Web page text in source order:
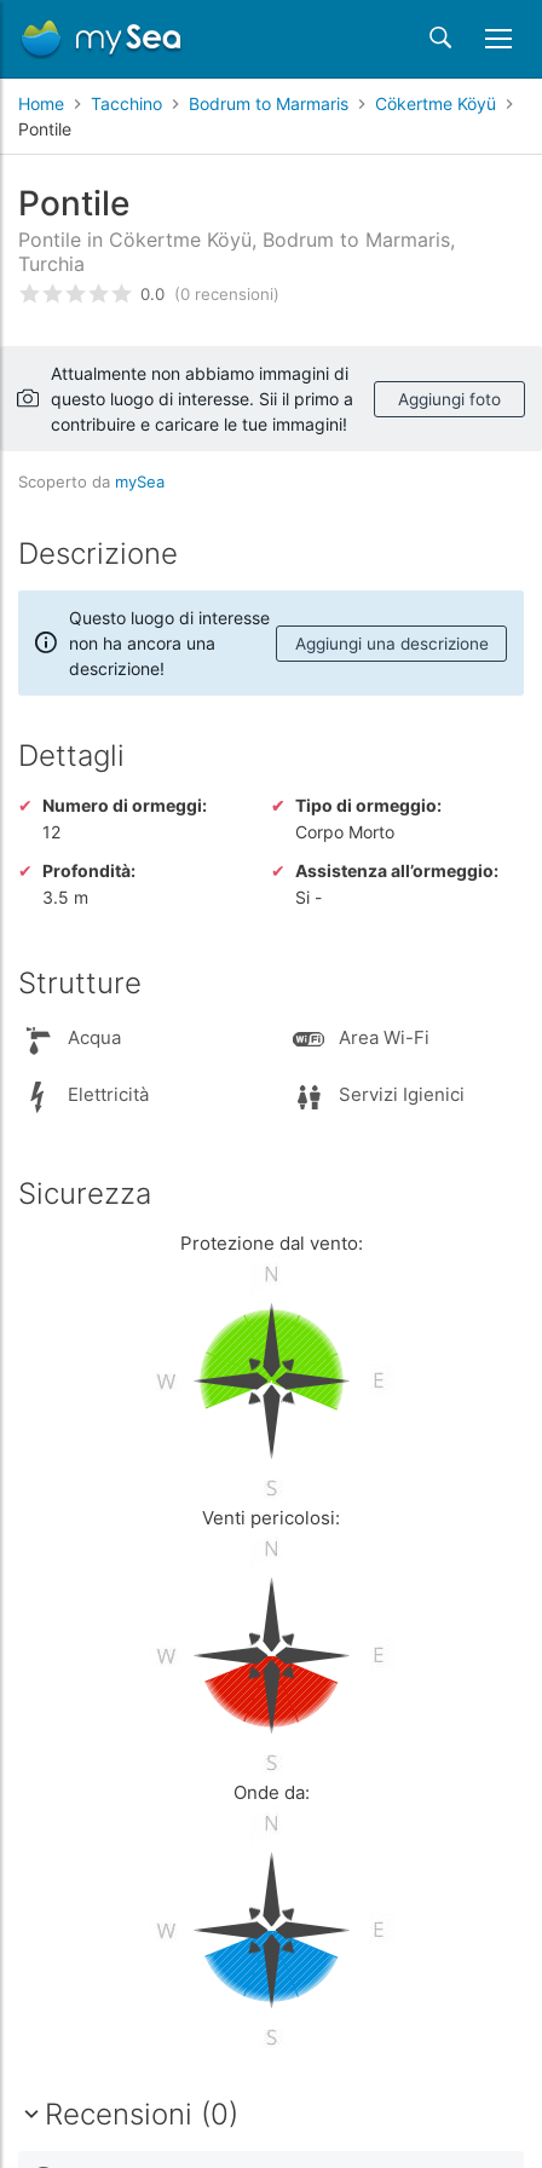
Home Tacchino Bodrum to Marmaris
Cökertme Köyü
Pontile
Pontile
Pontile in Cökertme Köyü, Bodrum to Marmaris,
Turchia
Valutato0/5 basata surecensioni dei clienti
0.0 (0 recensioni)
Attualmente non abbiamo immagini di
questo luogo di interesse. Sii il primo a
contribuire e caricare le tue immagini!
Aggiungi foto
Scoperto da mySea
Descrizione
Questo luogo di interesse
non ha ancora una
descrizione!
Aggiungi una descrizione
Dettagli
Numero di ormeggi:
12
Tipo di ormeggio:
Corpo Morto
Profondità:
3.5 m
Assistenza all’ormeggio:
Si -
Strutture
Acqua Area Wi-Fi
Elettricità Servizi Igienici
Sicurezza
Protezione dal vento:
Venti pericolosi:
Onde da:
Recensioni (0)